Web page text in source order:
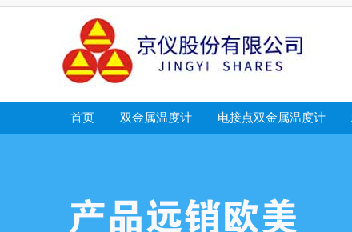
首页 双金属温度计 电接点双金属温度计